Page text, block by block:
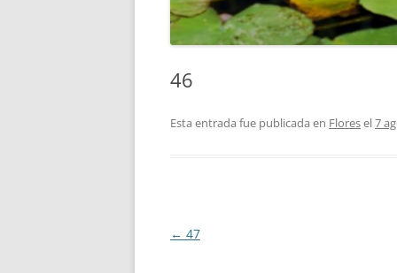
46
Esta entrada fue publicada en Floresel7
Navegación
← 47